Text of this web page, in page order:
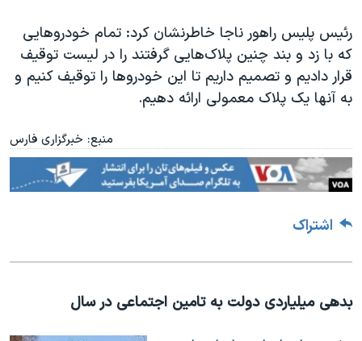
رئیس پلیس راهور ناجا خاطرنشان کرد: تمام خودروهایی
که با زد و بند چنین پلاک‌هایی گرفتند را در لیست توقیف
قرار دادیم و تصمیم داریم تا این خودروها را توقیف کنیم و
به آنها یک پلاک معمولی ارائه دهیم.
منبع: خبرگزاری فارس
اشتراک
بدهی میلیاردی دولت به تامین اجتماعی در سال